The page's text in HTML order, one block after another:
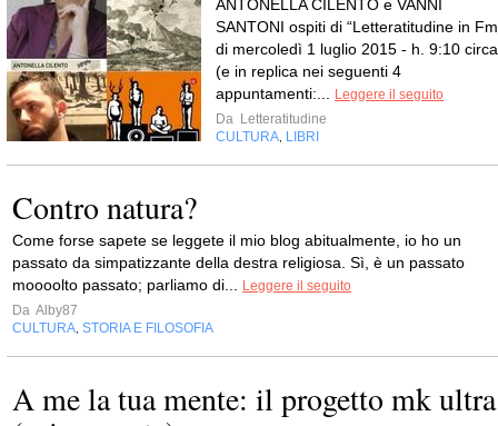
ANTONELLA CILENTO e VANNI
SANTONI ospiti di “Letteratitudine in
di mercoledì 1 luglio 2015 - h. 9:10 circa
(e in replica nei seguenti 4
appuntamenti:...
Leggere il seguito
Da Letteratitudine
CULTURA LIBRI
Contro natura?
Come forse sapete se leggete il mio blog abitualmente, io ho un
passato da simpatizzante della destra religiosa. Sì, è un passato
moooolto passato; parliamo di...
Leggere il seguito
Da Alby87
CULTURA STORIA E FILOSOFIA
A me la tua mente: il progetto mk ultra